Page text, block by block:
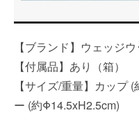
【ブランド】ウェッジ
【付属品】あり（箱）
【サイズ/重量】カップ
ー (約Φ14.5xH2.5cm)